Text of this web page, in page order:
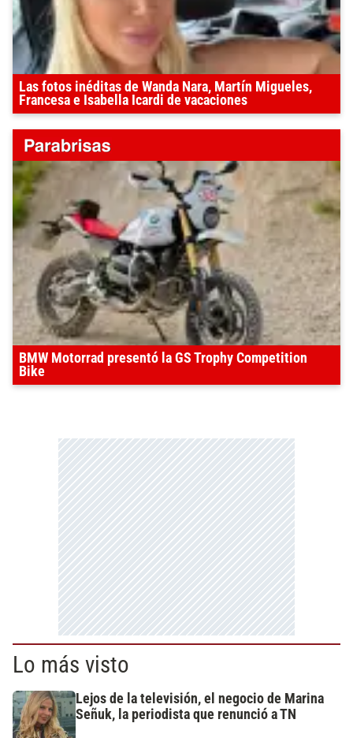
Las fotos inéditas de Wanda Nara, Martín Migueles,
Francesa e Isabella Icardi de vacaciones
BMW Motorrad presentó la GS Trophy Competition
Bike
Lo más visto
Lejos de la televisión, el negocio de Marina
Señuk, la periodista que renunció a TN